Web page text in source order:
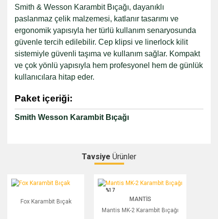
Smith & Wesson Karambit Bıçağı, dayanıklı
paslanmaz çelik malzemesi, katlanır tasarımı ve
ergonomik yapısıyla her türlü kullanım senaryosunda
güvenle tercih edilebilir. Cep klipsi ve linerlock kilit
sistemiyle güvenli taşıma ve kullanım sağlar. Kompakt
ve çok yönlü yapısıyla hem profesyonel hem de günlük
kullanıcılara hitap eder.
Paket içeriği:
Smith Wesson Karambit Bıçağı
Bu ürüne ilk yorumu siz yapın!
Yorum Yaz
Tavsiye Ürünler
Fox Karambit Bıçak
Fox Karambit Bıçak
Mantis MK-2 Karambit Bıçağı
%17
MANTIS
Mantis MK-2 Karambit Bıçağı